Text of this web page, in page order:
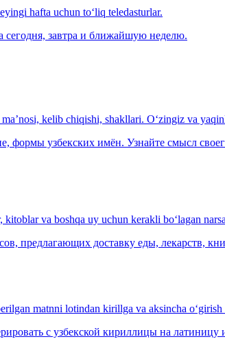
hafta uchun to‘liq teledasturlar.
завтра и ближайшую неделю.
kelib chiqishi, shakllari. O‘zingiz va
формы узбекских имён. Узнайте смысл
va boshqa uy uchun kerakli bo‘lagan
предлагающих доставку еды, лекарств,
matnni lotindan kirillga va aksincha
с узбекской кириллицы на латиницу